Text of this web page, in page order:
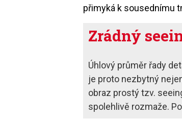
přimyká k sousednímu
Zrádný
Úhlový průměr řady
je proto nezbytný
obraz prostý tzv.
spolehlivě rozmaže.